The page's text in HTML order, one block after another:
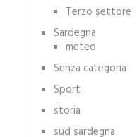
Terzo settore
Sardegna
meteo
Senza categoria
Sport
storia
sud sardegna